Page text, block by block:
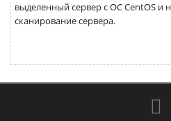
выделенный сервер с ОС CentOS и
сканирование сервера.